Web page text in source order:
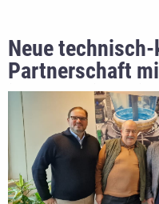
Neue
Partnerschaft
in